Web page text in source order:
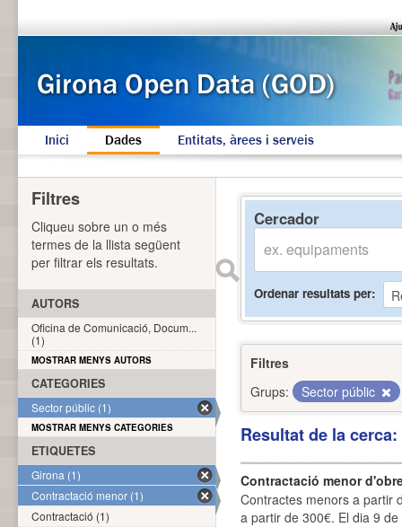
Inici Dades Entitats, àrees i serveis
Cercador
Ordenar resultats per
Filtres
Grups:
Sector públic
Resultat de la
Contractació menor
Contractes menors a partir
a partir de 300€. El dia 9
Filtres
Cliqueu sobre un o més
termes de la llista següent
per filtrar els resultats.
AUTORS
Oficina de Comunicació, Docum...
(1)
MOSTRAR MENYS AUTORS
CATEGORIES
Sector públic (1)
MOSTRAR MENYS CATEGORIES
ETIQUETES
Girona (1)
Contractació menor (1)
Contractació (1)